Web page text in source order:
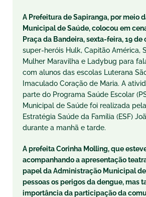
A Prefeitura de Sapiranga, por meio
Municipal de Saúde, colocou em
Praça da Bandeira,sexta-feira, 19 de
super-heróis Hulk, Capitão América,
Mulher Maravilha e Ladybug para
com alunos das escolas Luterana
Imaculado Coração de Maria. A
parte do Programa Saúde Escolar
Municipal de Saúde foi realizada
Estratégia Saúde da Família (ESF)
durante a manhã e tarde.
A prefeita Corinha Molling, que
acompanhando a apresentação
papel da Administração Municipal
pessoas os perigos da dengue, mas
importância da participação da